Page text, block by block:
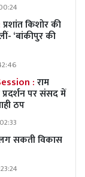
प्रशांत किशोर की
‘बांकीपुर की
:राम
प्रदर्शन पर संसद में
ठप
सकती विकास